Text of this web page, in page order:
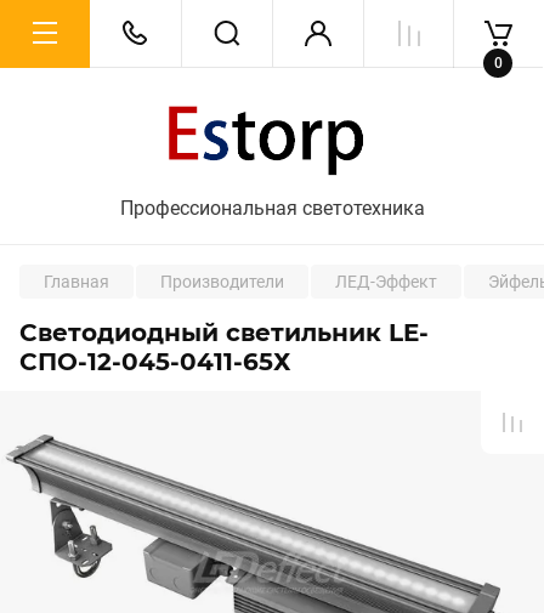
Профессиональная светотехника
0
Главная Производители ЛЕД-Эффект
Светодиодный светильник LE-
СПО-12-045-0411-65Х